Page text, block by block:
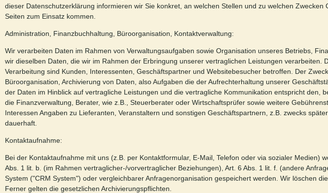
dieser Datenschutzerklärung informieren wir Sie konkret, an welchen Stellen und zu welchen Zwecken
Seiten zum Einsatz kommen.
Administration, Finanzbuchhaltung, Büroorganisation, Kontaktverwaltung:
Wir verarbeiten Daten im Rahmen von Verwaltungsaufgaben sowie Organisation unseres Betriebs,
wir dieselben Daten, die wir im Rahmen der Erbringung unserer vertraglichen Leistungen verarbeiten.
Verarbeitung sind Kunden, Interessenten, Geschäftspartner und Websitebesucher betroffen. Der
Büroorganisation, Archivierung von Daten, also Aufgaben die der Aufrechterhaltung unserer
der Daten im Hinblick auf vertragliche Leistungen und die vertragliche Kommunikation entspricht
die Finanzverwaltung, Berater, wie z.B., Steuerberater oder Wirtschaftsprüfer sowie weitere
Interessen Angaben zu Lieferanten, Veranstaltern und sonstigen Geschäftspartnern, z.B. zwecks
dauerhaft.
Kontaktaufnahme:
Bei der Kontaktaufnahme mit uns (z.B. per Kontaktformular, E-Mail, Telefon oder via sozialer
Abs. 1 lit. b. (im Rahmen vertraglicher-/vorvertraglicher Beziehungen), Art. 6 Abs. 1 lit. f. (andere
System ("CRM System") oder vergleichbarer Anfragenorganisation gespeichert werden. Wir löschen
Ferner gelten die gesetzlichen Archivierungspflichten.